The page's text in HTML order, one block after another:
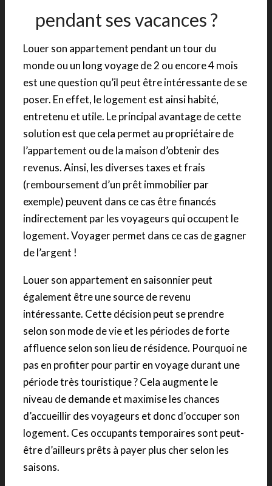
pendant ses vacances ?
Louer son appartement pendant un tour du
monde ou un long voyage de 2 ou encore 4 mois
est une question qu’il peut être intéressante de se
poser. En effet, le logement est ainsi habité,
entretenu et utile. Le principal avantage de cette
solution est que cela permet au propriétaire de
l’appartement ou de la maison d’obtenir des
revenus. Ainsi, les diverses taxes et frais
(remboursement d’un prêt immobilier par
exemple) peuvent dans ce cas être financés
indirectement par les voyageurs qui occupent le
logement. Voyager permet dans ce cas de gagner
de l’argent !
Louer son appartement en saisonnier peut
également être une source de revenu
intéressante. Cette décision peut se prendre
selon son mode de vie et les périodes de forte
affluence selon son lieu de résidence. Pourquoi ne
pas en profiter pour partir en voyage durant une
période très touristique ? Cela augmente le
niveau de demande et maximise les chances
d’accueillir des voyageurs et donc d’occuper son
logement. Ces occupants temporaires sont peut-
être d’ailleurs prêts à payer plus cher selon les
saisons.